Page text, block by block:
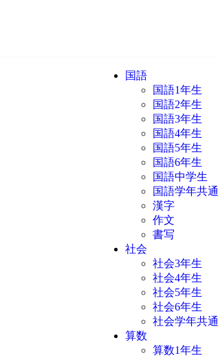
国語
国語1年生
国語2年生
国語3年生
国語4年生
国語5年生
国語6年生
国語中学生
国語学年共通
漢字
作文
書写
社会
社会3年生
社会4年生
社会5年生
社会6年生
社会学年共通
算数
算数1年生